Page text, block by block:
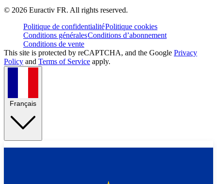
© 2026 Euractiv FR. All rights reserved.
Politique de confidentialitéPolitique cookies
Conditions généralesConditions d’abonnement
Conditions de vente
This site is protected by reCAPTCHA, and the Google Privacy
Policy and Terms of Service apply.
Français